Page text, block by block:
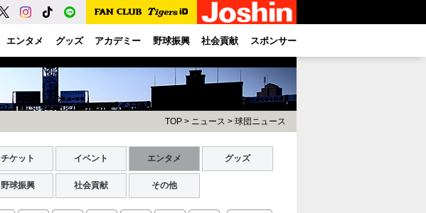
エンタメ グッズ アカデミー 野球振興 社会貢献 スポンサー
TOP > ニュース > 球団ニュース
チケット イベント エンタメ グッズ
野球振興 社会貢献 その他